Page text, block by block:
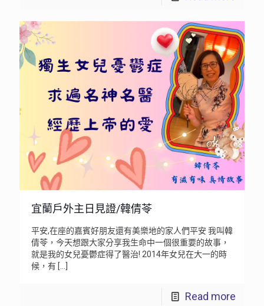
宜蘭戶外主日見證/韓倩苓
平安,在座的嘉賓好朋友還有美樂地的家人們平安 我叫韓
倩苓，今天想跟大家分享我生命中一個很重要的故事，
就是我的女兒憂鬱症得了醫治! 2014年女兒在大一的時
候，有 […]
Read more